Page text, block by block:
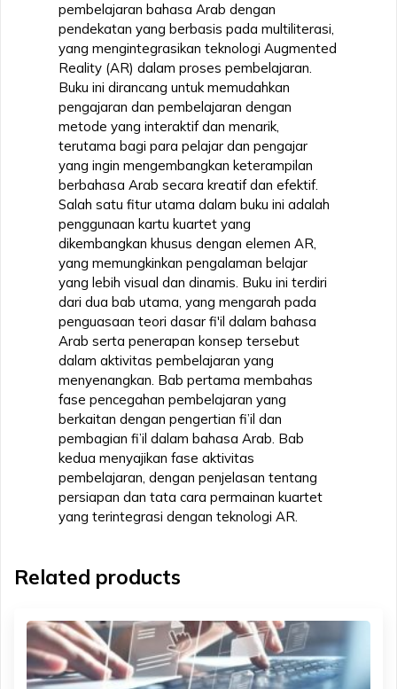
quantity
pembelajaran bahasa Arab dengan
pendekatan yang berbasis pada multiliterasi,
yang mengintegrasikan teknologi Augmented
Reality (AR) dalam proses pembelajaran.
Buku ini dirancang untuk memudahkan
pengajaran dan pembelajaran dengan
metode yang interaktif dan menarik,
terutama bagi para pelajar dan pengajar
yang ingin mengembangkan keterampilan
berbahasa Arab secara kreatif dan efektif.
Salah satu fitur utama dalam buku ini adalah
penggunaan kartu kuartet yang
dikembangkan khusus dengan elemen AR,
yang memungkinkan pengalaman belajar
yang lebih visual dan dinamis. Buku ini terdiri
dari dua bab utama, yang mengarah pada
penguasaan teori dasar fi'il dalam bahasa
Arab serta penerapan konsep tersebut
dalam aktivitas pembelajaran yang
menyenangkan. Bab pertama membahas
fase pencegahan pembelajaran yang
berkaitan dengan pengertian fi’il dan
pembagian fi’il dalam bahasa Arab. Bab
kedua menyajikan fase aktivitas
pembelajaran, dengan penjelasan tentang
persiapan dan tata cara permainan kuartet
yang terintegrasi dengan teknologi AR.
Related products